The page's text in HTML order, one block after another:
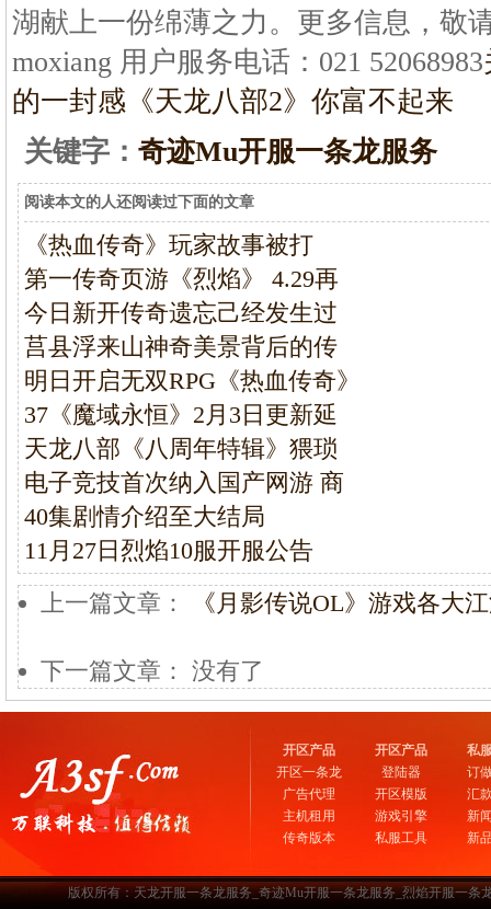
湖献上一份绵薄之力。更多信息，敬
moxiang 用户服务电话：021 52068983
的一封感 《天龙八部2》你富不起来
关键字： 奇迹Mu开服一条龙服务
阅读本文的人还阅读过下面的文章
《热血传奇》玩家故事被打
第一传奇页游《烈焰》 4.29再
今日新开传奇遗忘己经发生过
莒县浮来山神奇美景背后的传
明日开启无双RPG《热血传奇》
37《魔域永恒》2月3日更新延
天龙八部《八周年特辑》猥琐
电子竞技首次纳入国产网游 商
40集剧情介绍至大结局
11月27日烈焰10服开服公告
上一篇文章：
《月影传说OL》游戏各大
下一篇文章： 没有了
开区产品
开区一条龙
广告代理
主机租用
传奇版本
开区产品
登陆器
开区模版
游戏引擎
私服工具
私
订
汇
新
新
版权所有：天龙开服一条龙服务_奇迹Mu开服一条龙服务_烈焰开服一条